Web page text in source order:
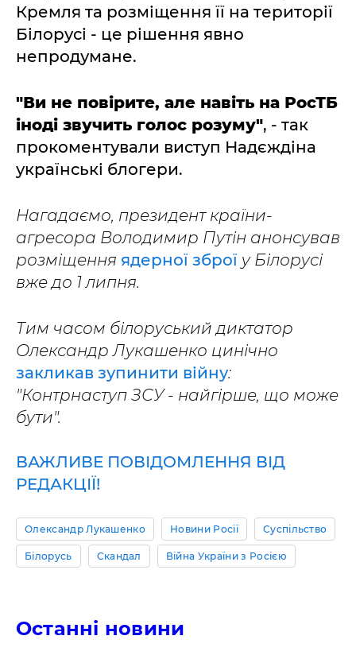
Кремля та розміщення її на території
Білорусі - це рішення явно
непродумане.
"Ви не повірите, але навіть на РосТБ
іноді звучить голос розуму", - так
прокоментували виступ Надєждіна
українські блогери.
Нагадаємо, президент країни-
агресора Володимир Путін анонсував
розміщення ядерної зброї у Білорусі
вже до 1 липня.
Тим часом білоруський диктатор
Олександр Лукашенко цинічно
закликав зупинити війну:
"Контрнаступ ЗСУ - найгірше, що може
бути".
ВАЖЛИВЕ ПОВІДОМЛЕННЯ ВІД
РЕДАКЦІЇ!
Олександр Лукашенко Новини Росії Суспільство
Білорусь Скандал Війна України з Росією
Останні новини